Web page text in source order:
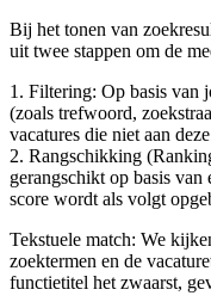
Bij het tonen van
uit twee stappen om de
1. Filtering: Op basis van
(zoals trefwoord,
vacatures die niet aan
2. Rangschikking
gerangschikt op basis van
score wordt als volgt
Tekstuele match: We
zoektermen en de
functietitel het zwaarst,